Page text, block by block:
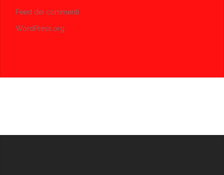
Feed dei commenti
WordPress.org